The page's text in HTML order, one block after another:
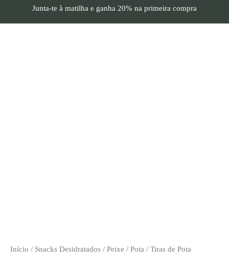
Junta-te à matilha e ganha 20% na primeira compra
Início / Snacks Desidratados / Peixe / Pota / Tiras de Pota